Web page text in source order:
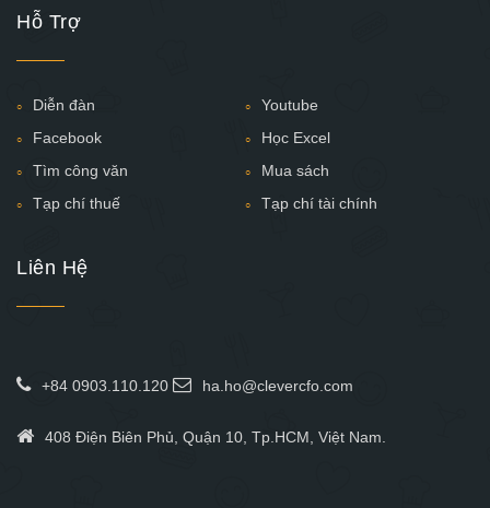
Hỗ Trợ
Diễn đàn
Youtube
Facebook
Học Excel
Tìm công văn
Mua sách
Tạp chí thuế
Tạp chí tài chính
Liên Hệ
+84 0903.110.120 ha.ho@clevercfo.com
408 Điện Biên Phủ, Quận 10, Tp.HCM, Việt Nam.